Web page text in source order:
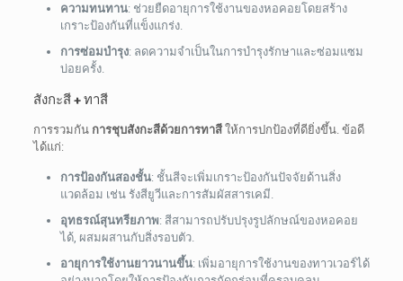
ความทนทาน: ช่วยยืดอายุการใช้งานของหอคอยโดยสร้าง
เกราะป้องกันที่แข็งแกร่ง.
การซ่อมบำรุง: ลดความจําเป็นในการบํารุงรักษาและซ่อมแซม
บ่อยครั้ง.
สังกะสี + ทาสี
การรวมกัน การชุบสังกะสีด้วยการทาสีให้การปกป้องที่ดียิ่งขึ้น. ข้อดี
ได้แก่:
การป้องกันสองชั้น: ชั้นสีจะเพิ่มเกราะป้องกันปัจจัยด้านสิ่ง
แวดล้อม เช่น รังสียูวีและการสัมผัสสารเคมี.
อุทธรณ์สุนทรียภาพ: สีสามารถปรับปรุงรูปลักษณ์ของหอคอย
ได้, ผสมผสานกับสิ่งรอบตัว.
อายุการใช้งานยาวนานขึ้น: เพิ่มอายุการใช้งานของทาวเวอร์ได้